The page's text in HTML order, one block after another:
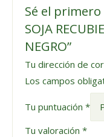
Sé el primero
SOJA
NEGRO”
Tu dirección de
Los campos
Tu puntuación *
Tu valoración *